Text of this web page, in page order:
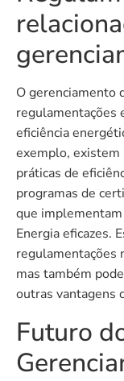
O gerenciamento
regulamentações
eficiência
exemplo, existem
práticas de
programas de
que
Energia eficazes.
regulamentações
mas também
outras vantagens
Futuro